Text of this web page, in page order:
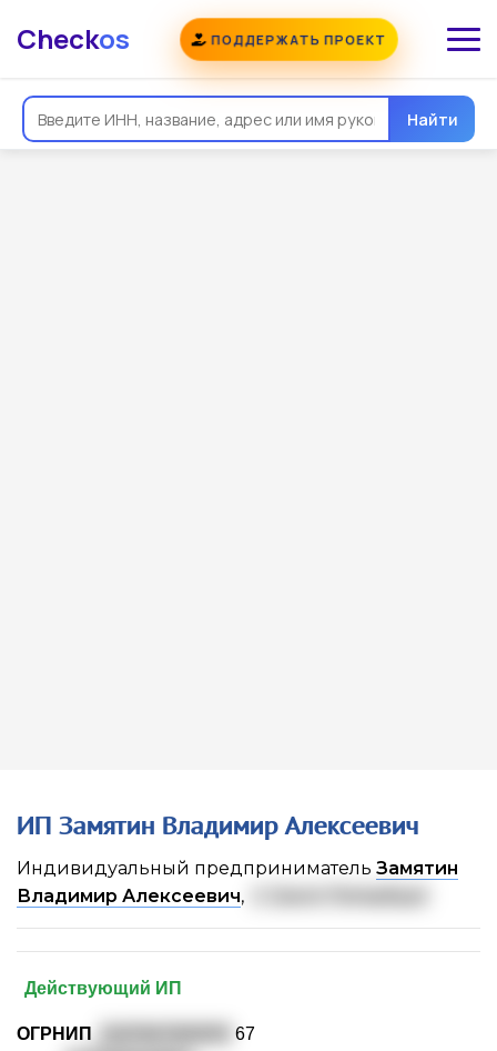
Checkos ПОДДЕРЖАТЬ ПРОЕКТ
Найти
ИП Замятин Владимир Алексеевич
Индивидуальный предприниматель Замятин
Владимир Алексеевич,
Действующий ИП
ОГРНИП
67